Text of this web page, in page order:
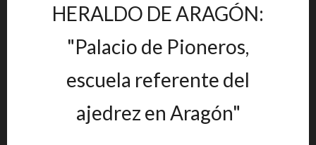
HERALDO DE ARAGÓN:
"Palacio de Pioneros,
escuela referente del
ajedrez en Aragón"